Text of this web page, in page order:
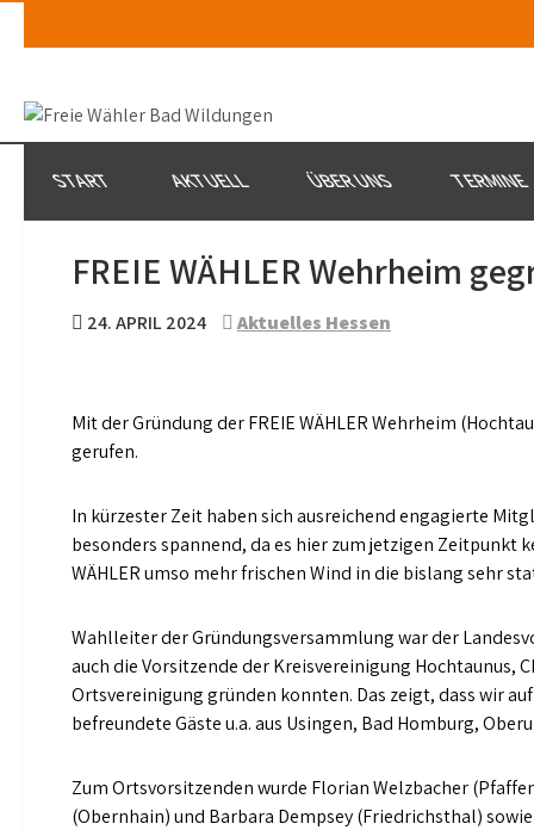
START AKTUELL ÜBER UNS TERMINE
FREIE WÄHLER Wehrheim
24. APRIL 2024 Aktuelles Hessen
Mit der Gründung der FREIE WÄHLER Wehrheim
gerufen.
In kürzester Zeit haben sich ausreichend engagierte
besonders spannend, da es hier zum jetzigen Zeitpunkt
WÄHLER umso mehr frischen Wind in die bislang sehr
Wahlleiter der Gründungsversammlung war der
auch die Vorsitzende der Kreisvereinigung Hochtaunus,
Ortsvereinigung gründen konnten. Das zeigt, dass wir
befreundete Gäste u.a. aus Usingen, Bad Homburg,
Zum Ortsvorsitzenden wurde Florian Welzbacher
(Obernhain) und Barbara Dempsey (Friedrichsthal)